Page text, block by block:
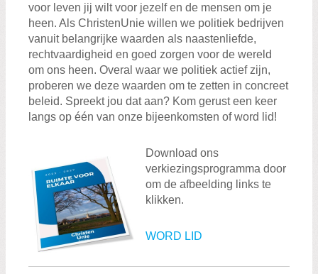
voor leven jij wilt voor jezelf en de mensen om je
heen. Als ChristenUnie willen we politiek bedrijven
vanuit belangrijke waarden als naastenliefde,
rechtvaardigheid en goed zorgen voor de wereld
om ons heen. Overal waar we politiek actief zijn,
proberen we deze waarden om te zetten in concreet
beleid. Spreekt jou dat aan? Kom gerust een keer
langs op één van onze bijeenkomsten of word lid!
Download ons
verkiezingsprogramma door
om de afbeelding links te
klikken.
WORD LID